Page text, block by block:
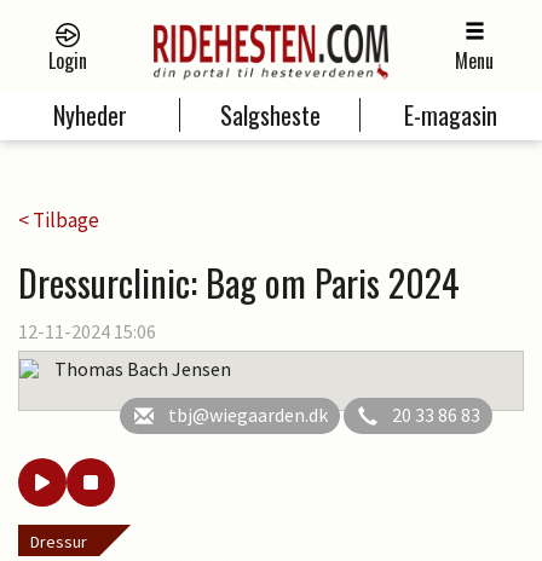
Login Menu
Nyheder Salgsheste E-magasin
< Tilbage
Dressurclinic: Bag om Paris 2024
12-11-2024 15:06
Thomas Bach Jensen
tbj@wiegaarden.dk
20 33 86 83
Dressur